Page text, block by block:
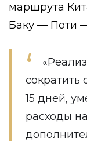
маршрута
Баку — Поти
сократить
15 дней,
расходы